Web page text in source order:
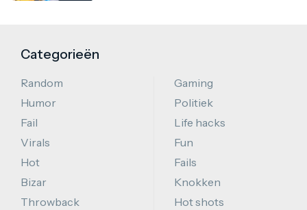
Categorieën
Random
Humor
Fail
Virals
Hot
Bizar
Throwback
Gaming
Politiek
Life hacks
Fun
Fails
Knokken
Hot shots